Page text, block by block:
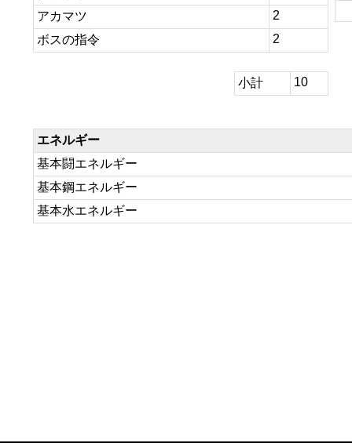
アカマツ
2
ボスの指令
2
小計 10
エネルギー
基本闘エネルギー
基本鋼エネルギー
基本水エネルギー